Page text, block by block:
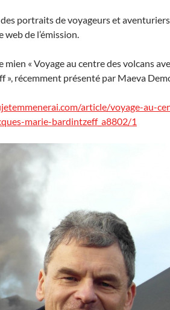
portraits de voyageurs et
web de l’émission.
« Voyage au centre des volcans
», récemment présenté par Maeva
article/voyage-au-
marie-bardintzeff_a8802/1